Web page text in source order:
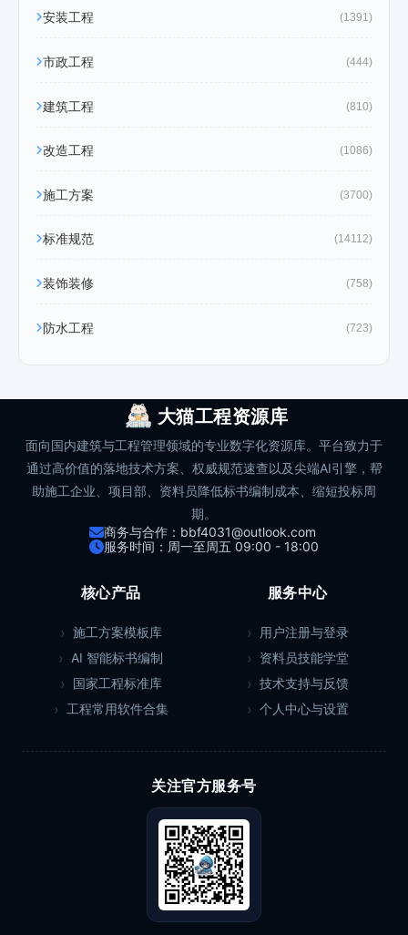
安装工程 (1391)
市政工程 (444)
建筑工程 (810)
改造工程 (1086)
施工方案 (3700)
标准规范 (14112)
装饰装修 (758)
防水工程 (723)
大猫工程资源库
面向国内建筑与工程管理领域的专业数字化资源库。平台致力于
通过高价值的落地技术方案、权威规范速查以及尖端AI引擎，帮
助施工企业、项目部、资料员降低标书编制成本、缩短投标周
期。
商务与合作：bbf4031@outlook.com
服务时间：周一至周五 09:00 - 18:00
核心产品
施工方案模板库
AI 智能标书编制
国家工程标准库
工程常用软件合集
服务中心
用户注册与登录
资料员技能学堂
技术支持与反馈
个人中心与设置
关注官方服务号